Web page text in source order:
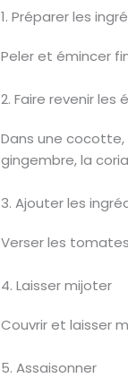
1. Préparer les
Peler et émincer
2. Faire revenir les
Dans une cocotte,
gingembre, la
3. Ajouter les
Verser les
4. Laisser mijoter
Couvrir et laisser
5. Assaisonner